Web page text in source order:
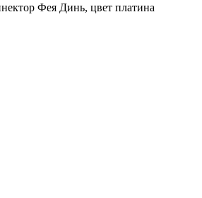
Фея Динь, цвет платина